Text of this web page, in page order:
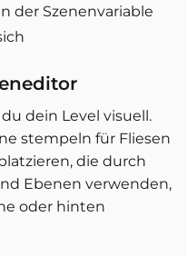
der Szenenvariable
dein Level visuell.
stempeln für Fliesen
die durch
Ebenen verwenden,
oder hinten